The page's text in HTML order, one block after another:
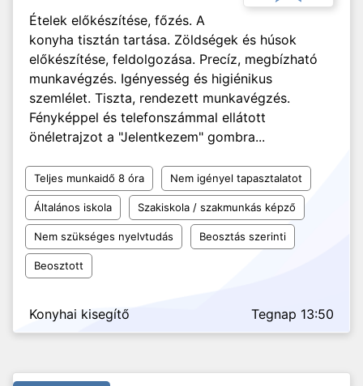
Ételek előkészítése, főzés. A
konyha tisztán tartása. Zöldségek és húsok
előkészítése, feldolgozása. Precíz, megbízható
munkavégzés. Igényesség és higiénikus
szemlélet. Tiszta, rendezett munkavégzés.
Fényképpel és telefonszámmal ellátott
önéletrajzot a "Jelentkezem" gombra...
Teljes munkaidő 8 óra Nem igényel tapasztalatot
Általános iskola Szakiskola / szakmunkás képző
Nem szükséges nyelvtudás Beosztás szerinti
Beosztott
Konyhai kisegítő Tegnap 13:50